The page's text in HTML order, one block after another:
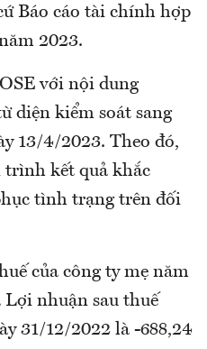
Báo cáo tài chính hợp
2023.
với nội dung
diện kiểm soát sang
13/4/2023. Theo đó,
trình kết quả khắc
tình trạng trên đối
của công ty mẹ năm
Lợi nhuận sau thuế
31/12/2022 là -688,24